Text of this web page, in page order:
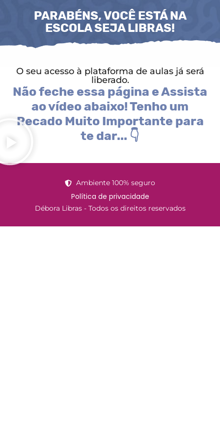
PARABÉNS, VOCÊ ESTÁ NA
ESCOLA SEJA LIBRAS!
O seu acesso à plataforma de aulas já será
liberado.
Não feche essa página e Assista
ao vídeo abaixo! Tenho um
Recado Muito Importante para
te dar... 👇
Ambiente 100% seguro
Política de privacidade
Débora Libras - Todos os direitos reservados